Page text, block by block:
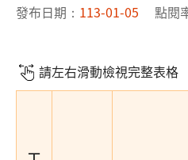
發布日期： 113-01-05 點閱
請左右滑動檢視完整表格